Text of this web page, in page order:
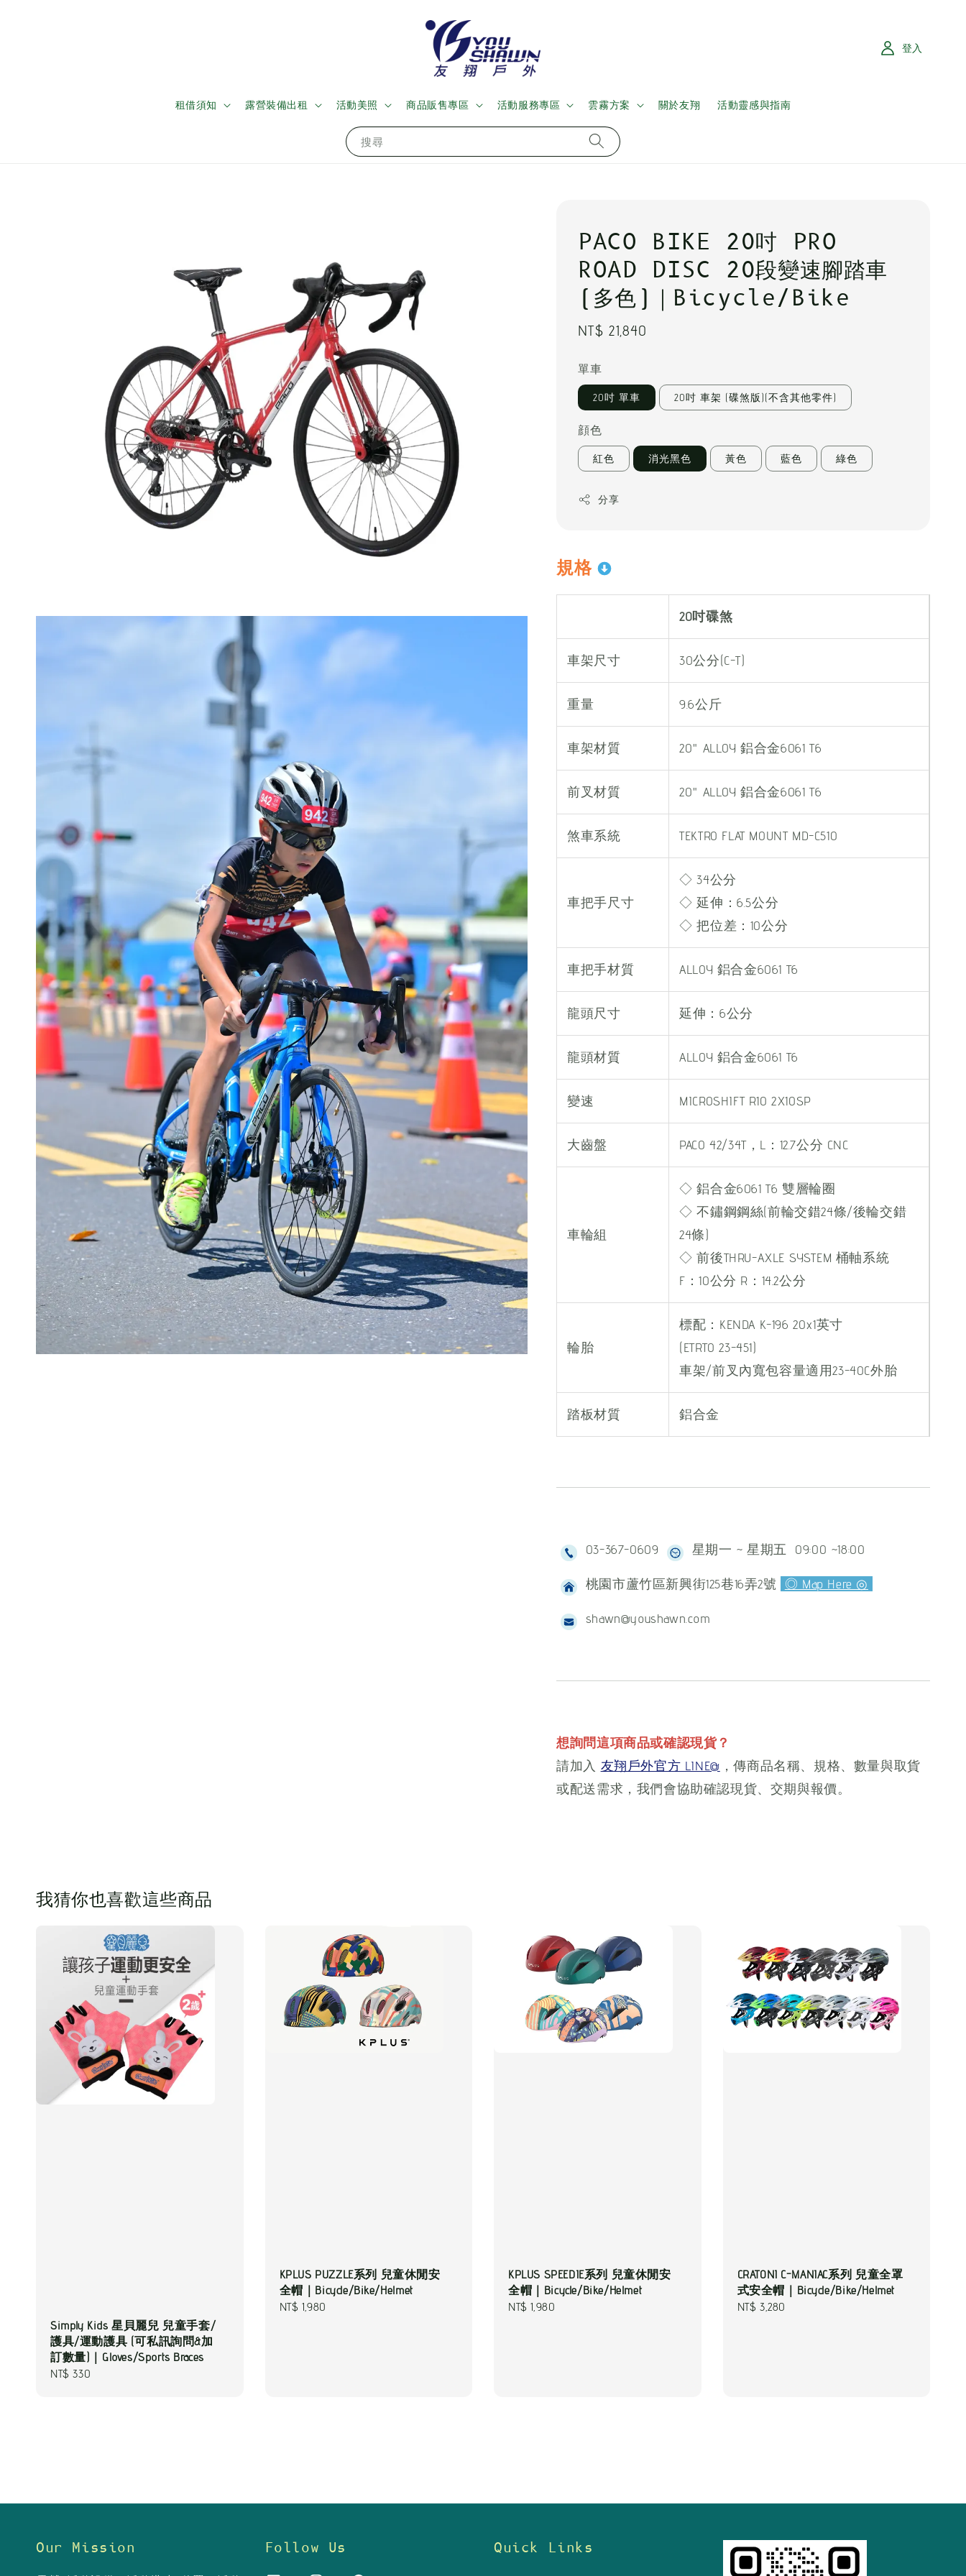
搜尋
租借須知 露營裝備出租 活動美照 商品販售專區 活動服務專區 雲霧方案 關於友翔 活動靈感與指南
登入
PACO BIKE 20吋 PRO
ROAD DISC 20段變速腳踏車
(多色)｜Bicycle/Bike
Regular
NT$ 21,840
單車
20吋 單車 20吋 車架 (碟煞版)(不含其他零件)
顔色
紅色 消光黑色 黃色 藍色 綠色
分享
規格
20吋碟煞
車架尺寸 30公分(C-T)
重量 9.6公斤
車架材質 20" ALLOY 鋁合金6061 T6
前叉材質 20" ALLOY 鋁合金6061 T6
煞車系統 TEKTRO FLAT MOUNT MD-C510
車把手尺寸
◇ 34公分
◇ 延伸：6.5公分
◇ 把位差：10公分
車把手材質 ALLOY 鋁合金6061 T6
龍頭尺寸 延伸：6公分
龍頭材質 ALLOY 鋁合金6061 T6
變速 MICROSHIFT R10 2X10SP
大齒盤 PACO 42/34T，L：12.7公分 CNC
車輪組
◇ 鋁合金6061 T6 雙層輪圈
◇ 不鏽鋼鋼絲(前輪交錯24條/後輪交錯
24條)
◇ 前後THRU-AXLE SYSTEM 桶軸系統
F：10公分 R：14.2公分
輪胎
標配：KENDA K-196 20x1英寸
(ETRTO 23-451)
車架/前叉內寬包容量適用23-40C外胎
踏板材質 鋁合金
03-367-0609 星期一 ~ 星期五 09:00 ~18:00
桃園市蘆竹區新興街125巷16弄2號 ◎ Map Here ◎
shawn@youshawn.com
想詢問這項商品或確認現貨？
請加入 友翔戶外官方 LINE@ ，傳商品名稱、規格、數量與取貨
或配送需求，我們會協助確認現貨、交期與報價。
我猜你也喜歡這些商品
Simply Kids 星貝麗兒 兒童手套/
護具/運動護具 (可私訊詢問&加
訂數量)｜Gloves/Sports Braces
Regular
NT$ 330
KPLUS PUZZLE系列 兒童休閒安
全帽｜Bicycle/Bike/Helmet
Regular
NT$ 1,980
KPLUS SPEEDIE系列 兒童休閒安
全帽｜Bicycle/Bike/Helmet
Regular
NT$ 1,980
CRATONI C-MANIAC系列 兒童全罩
式安全帽｜Bicycle/Bike/Helmet
Regular
NT$ 3,280
Our Mission Follow Us Quick Links